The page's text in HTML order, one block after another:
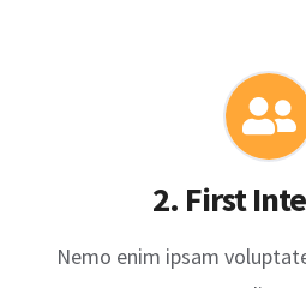
2. First
Nemo enim ipsam